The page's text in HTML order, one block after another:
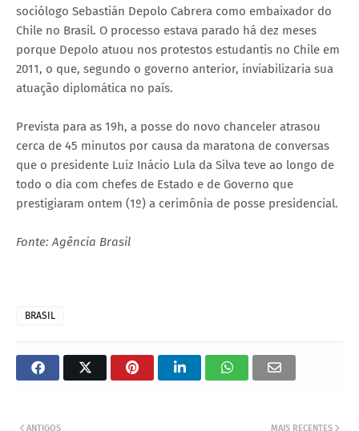
sociólogo Sebastián Depolo Cabrera como embaixador do
Chile no Brasil. O processo estava parado há dez meses
porque Depolo atuou nos protestos estudantis no Chile em
2011, o que, segundo o governo anterior, inviabilizaria sua
atuação diplomática no país.
Prevista para as 19h, a posse do novo chanceler atrasou
cerca de 45 minutos por causa da maratona de conversas
que o presidente Luiz Inácio Lula da Silva teve ao longo de
todo o dia com chefes de Estado e de Governo que
prestigiaram ontem (1º) a cerimônia de posse presidencial.
Fonte: Agência Brasil
BRASIL
MAIS RECENTES
ANTIGOS